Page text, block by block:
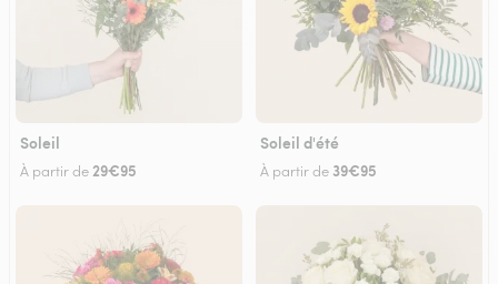
Soleil
À partir de29€95
Soleil d'été
À partir de 39€95